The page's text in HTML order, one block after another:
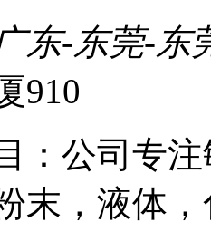
东-东莞-东
910
：公司专
末，液体